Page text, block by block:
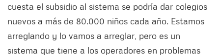
cuesta el subsidio al sistema se podría dar colegios
nuevos a más de 80.000 niños cada año. Estamos
arreglando y lo vamos a arreglar, pero es un
sistema que tiene a los operadores en problemas